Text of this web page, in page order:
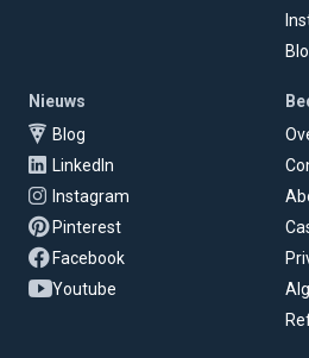
Nieuws
Blog
LinkedIn
Instagram
Pinterest
Facebook
Youtube